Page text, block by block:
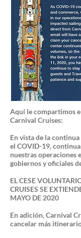
Aquí le compartimos
Carnival Cruises:
En vista de la
el COVID-19,
nuestras operaciones
gobiernos y oficiales
EL CESE
CRUISES SE
MAYO DE 2020
En adición, Carnival
cancelar más